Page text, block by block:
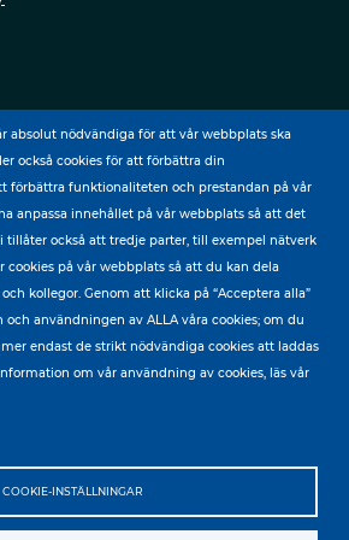
absolut nödvändiga för att vår webbplats ska
också cookies för att förbättra din
förbättra funktionaliteten och prestandan på vår
anpassa innehållet på vår webbplats så att det
tillåter också att tredje parter, till exempel nätverk
cookies på vår webbplats så att du kan dela
kollegor. Genom att klicka på “Acceptera alla”
användningen av ALLA våra cookies; om du
endast de strikt nödvändiga cookies att laddas
om vår användning av cookies, läs vår
COOKIE-INSTÄLLNINGAR